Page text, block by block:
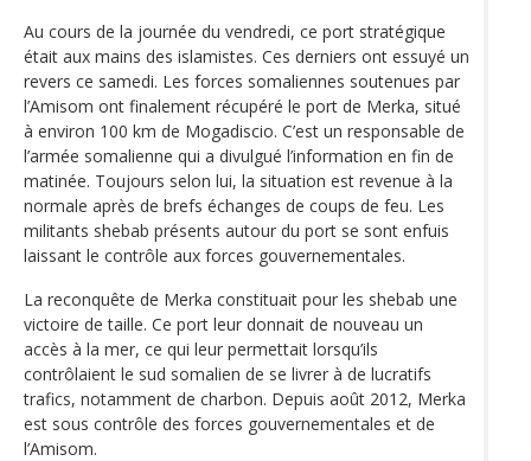
Au cours de la journée du vendredi, ce port stratégique
était aux mains des islamistes. Ces derniers ont essuyé un
revers ce samedi. Les forces somaliennes soutenues par
l’Amisom ont finalement récupéré le port de Merka, situé
à environ 100 km de Mogadiscio. C’est un responsable de
l’armée somalienne qui a divulgué l’information en fin de
matinée. Toujours selon lui, la situation est revenue à la
normale après de brefs échanges de coups de feu. Les
militants shebab présents autour du port se sont enfuis
laissant le contrôle aux forces gouvernementales.
La reconquête de Merka constituait pour les shebab une
victoire de taille. Ce port leur donnait de nouveau un
accès à la mer, ce qui leur permettait lorsqu’ils
contrôlaient le sud somalien de se livrer à de lucratifs
trafics, notamment de charbon. Depuis août 2012, Merka
est sous contrôle des forces gouvernementales et de
l’Amisom.